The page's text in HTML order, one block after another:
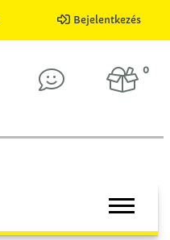
Bejelentkezés
0